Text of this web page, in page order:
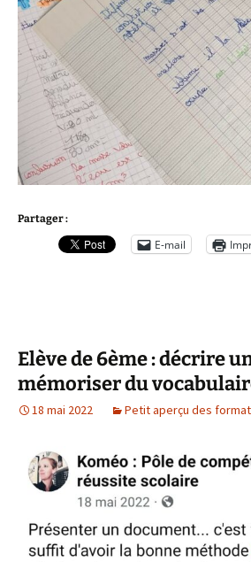
Partager :
E-mail
Elève de 6ème : décrire
mémoriser du
18 mai 2022 Petit aperçu des